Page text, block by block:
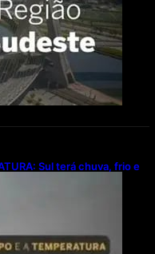
Sul terá chuva, frio e